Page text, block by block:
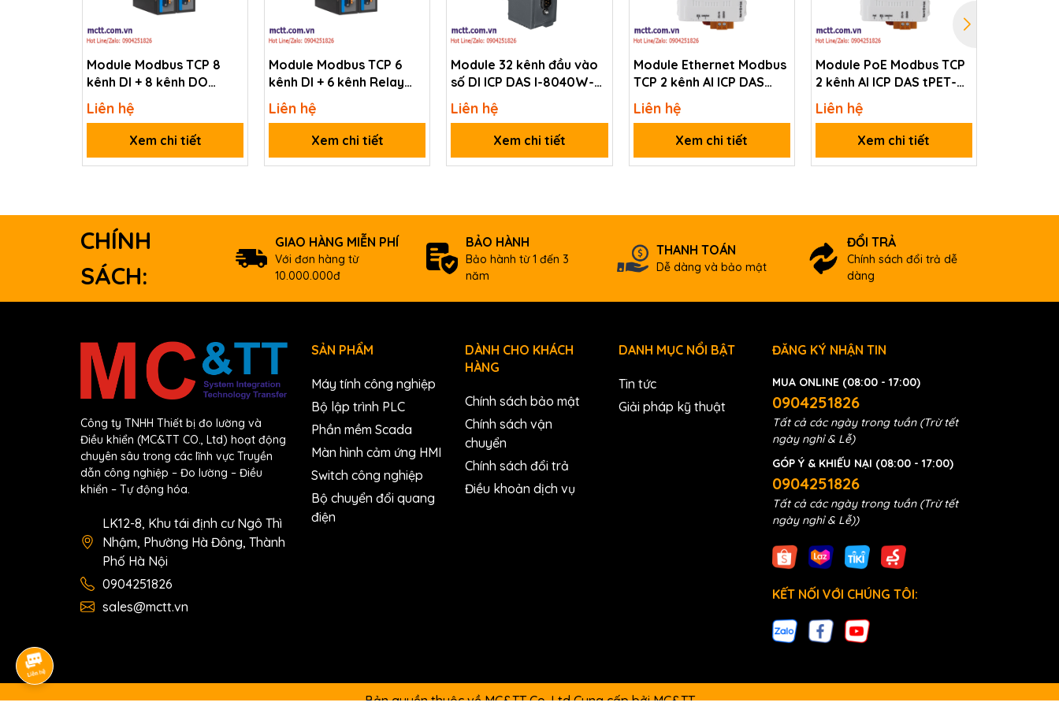
Power
1.1 W Typical
3.2 W Max. (4-channels Output, 20 mA at 10 V)
Mechanical
Dimensions (mm)
30 x 102 x 115 (W x L x H)
Operating Temperature
-25 ~ +75 °C
Storage Temperature
-40 ~ +85 °C
Humidity
10 ~ 95% RH, Non-condensing
Download
Documents
Ordering information
4-ch AO Module with RF Immunity (RoHS
Module Modbus TCP 8
kênh DI + 8 kênh DO
3onedata RIO1000-2T-
8IO(DI)-8IO(DO)-TB-
P(12-48VDC)
Liên hệ
Xem chi tiết
Module Modbus TCP 6
kênh DI + 6 kênh Relay
3onedata RIO1000-2T-
6IO(DI)-6IO(RO)-TB-P(12-
48VDC)
Liên hệ
Xem chi tiết
Module 32 kênh đầu vào
số DI ICP DAS I-8040W-
A1-G CR
Liên hệ
Xem chi tiết
Module Ethernet Modbus
TCP 2 kênh AI ICP DAS
tET-AD2 CR
Liên hệ
Xem chi tiết
Module PoE Modbus TCP
2 kênh AI ICP DAS tPET-
AD2 CR
Liên hệ
Xem chi tiết
CHÍNH
SÁCH:
GIAO HÀNG MIỄN PHÍ
Với đơn hàng từ
10.000.000đ
BẢO HÀNH
Bảo hành từ 1 đến 3
năm
THANH TOÁN
Dễ dàng và bảo mật
ĐỔI TRẢ
Chính sách đổi trả dễ
dàng
Công ty TNHH Thiết bị đo lường và
Điều khiển (MC&TT CO., Ltd) hoạt động
chuyên sâu trong các lĩnh vực Truyền
dẫn công nghiệp – Đo lường – Điều
khiển – Tự động hóa.
LK12-8, Khu tái định cư Ngô Thì
Nhậm, Phường Hà Đông, Thành
Phố Hà Nội
0904251826
sales@mctt.vn
SẢN PHẨM
Máy tính công nghiệp
Bộ lập trình PLC
Phần mềm Scada
Màn hình cảm ứng HMI
Switch công nghiệp
Bộ chuyển đổi quang
điện
DÀNH CHO KHÁCH
HÀNG
Chính sách bảo mật
Chính sách vận
chuyển
Chính sách đổi trả
Điều khoản dịch vụ
DANH MỤC NỔI BẬT
Tin tức
Giải pháp kỹ thuật
ĐĂNG KÝ NHẬN TIN
MUA ONLINE (08:00 - 17:00)
0904251826
Tất cả các ngày trong tuần (Trừ tết
ngày nghỉ & Lễ)
GÓP Ý & KHIẾU NẠI (08:00 - 17:00)
0904251826
Tất cả các ngày trong tuần (Trừ tết
ngày nghỉ & Lễ))
KẾT NỐI VỚI CHÚNG TÔI:
Bản quyền thuộc về MC&TT Co.,Ltd Cung cấp bởiMC&TT